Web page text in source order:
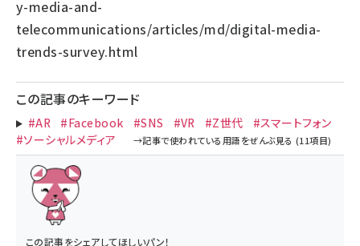
y-media-and-
telecommunications/articles/md/digital-media-
trends-survey.html
この記事のキーワード
#AR #Facebook #SNS #VR #Z世代
#スマートフォン
#ソーシャルメディア
この記事をシェアしてほしいパン！